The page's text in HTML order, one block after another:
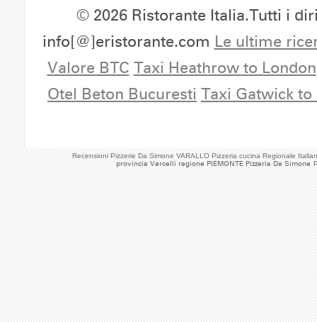
Recensioni Pizzerie Da Simone VARALLO Pizzeria cucina Regionale
provincia Vercelli regione PIEMONTE Pizzeria Da Simone
© 2026 Ristorante Italia.Tutti i
info[@]eristorante.com Le ultime
Valore BTC Taxi Heathrow to London
Otel Beton Bucuresti Taxi Gatwick to